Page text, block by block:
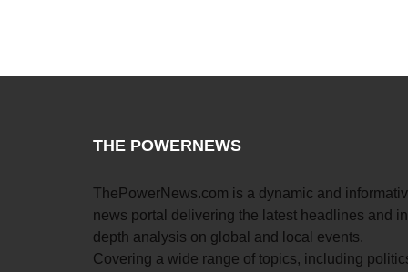
THE POWERNEWS
ThePowerNews.com is a dynamic and
news portal delivering the latest headlines and
depth analysis on global and local events.
Covering a wide range of topics, including